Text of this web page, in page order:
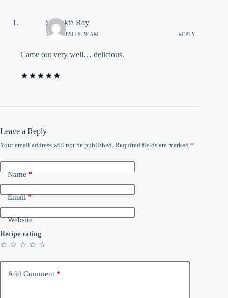
Sanjukta Ray
11/09/2023 / 8:28 AM REPLY
Came out very well… delicious.
Leave a Reply
Your email address will not be published. Required fields are marked *
Name*
Email*
Website
Recipe rating
☆
☆
☆
☆
☆
Add Comment *